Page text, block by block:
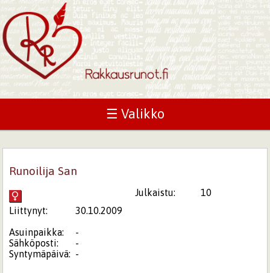
☰ Valikko
Runoilija San
Julkaistu:
10
Liittynyt:
30.10.2009
Asuinpaikka:
-
Sähköposti:
-
Syntymäpäivä: -